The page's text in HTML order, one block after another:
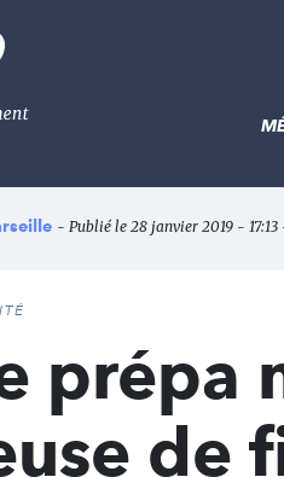
- Publié le 28 janvier 2019 -
prépa
de